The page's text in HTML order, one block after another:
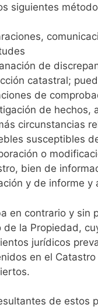
siguientes
de
catastral;
de
de hechos,
circunstancias
susceptibles
o
bien de
y de informe y
en contrario y sin
de la Propiedad,
jurídicos
en el
de estos